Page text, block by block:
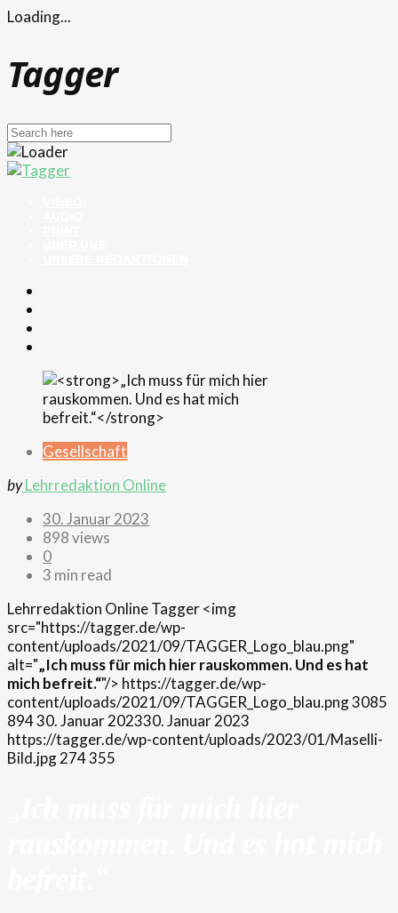
Loading...
Tagger
Gesellschaft
byLehrredaktion Online
30. Januar 2023
898 views
0
3 min read
Lehrredaktion OnlineTagger<img
src="https://tagger.de/wp-
content/uploads/2021/09/TAGGER_Logo_blau.png"
alt="„Ich muss für mich hier rauskommen. Und es hat
mich befreit.“"/> https://tagger.de/wp-
content/uploads/2021/09/TAGGER_Logo_blau.png3085
89430. Januar 202330. Januar 2023
https://tagger.de/wp-content/uploads/2023/01/Maselli-
Bild.jpg274355